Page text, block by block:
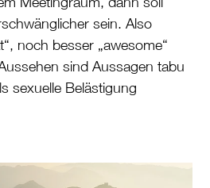
sein. Also
noch besser „awesome“
sind Aussagen tabu
sexuelle Belästigung